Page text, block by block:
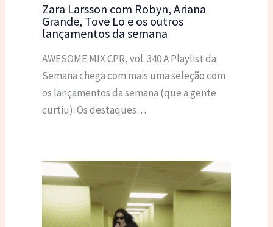
Zara Larsson com Robyn, Ariana
Grande, Tove Lo e os outros
lançamentos da semana
AWESOME MIX CPR, vol. 340 A Playlist da
Semana chega com mais uma seleção com
os lançamentos da semana (que a gente
curtiu). Os destaques…